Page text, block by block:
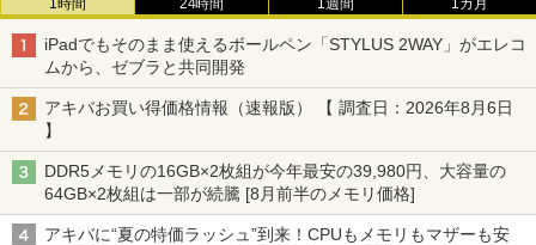
1時間 24時間 1週間 1カ月
iPadでもそのまま使えるボールペン「STYLUS 2WAY」がエレコ
ムから、ゼブラと共同開発
アキバお買い得価格情報（速報版） 【 調査日：2026年8月6日
】
DDR5メモリの16GB×2枚組が今年最安の39,980円、大容量の
64GB×2枚組は一部が続騰 [8月前半のメモリ価格]
アキバに“夏の特価ラッシュ”到来！CPUもメモリもマザーも安